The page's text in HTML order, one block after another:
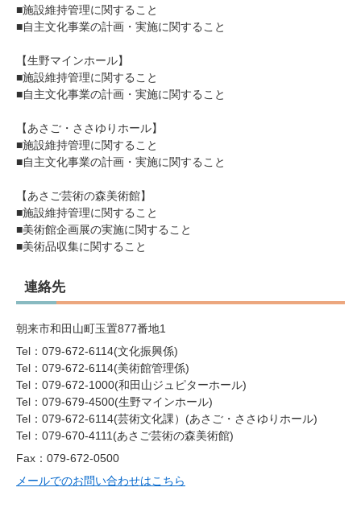
■施設維持管理に関すること
■自主文化事業の計画・実施に関すること
【生野マインホール】
■施設維持管理に関すること
■自主文化事業の計画・実施に関すること
【あさご・ささゆりホール】
■施設維持管理に関すること
■自主文化事業の計画・実施に関すること
【あさご芸術の森美術館】
■施設維持管理に関すること
■美術館企画展の実施に関すること
■美術品収集に関すること
連絡先
朝来市和田山町玉置877番地1
Tel：079-672-6114 文化振興係
Tel：079-672-6114 美術館管理係
Tel：079-672-1000 和田山ジュピターホール
Tel：079-679-4500 生野マインホール
Tel：079-672-6114(芸術文化課）
あさご・ささゆりホール
Tel：079-670-4111 あさご芸術の森美術館
Fax：079-672-0500
メールでのお問い合わせはこちら